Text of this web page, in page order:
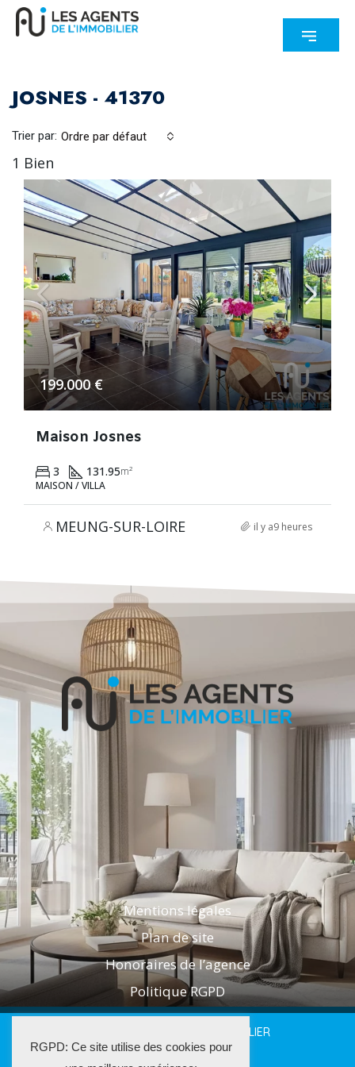
JOSNES - 41370
1 Bien
Trier par: Ordre par défaut
199.000 €
Maison Josnes
3 131.95m²
MAISON / VILLA
MEUNG-SUR-LOIRE il y a9 heures
Mentions légales
Plan de site
Honoraires de l’agence
Politique RGPD
2025 LES AGENTS DE L'IMMOBILIER
RGPD: Ce site utilise des cookies pour